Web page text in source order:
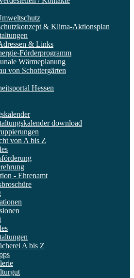
& Klima-Aktionsplan
& Links
Förderprogramm
Wärmeplanung
von Schottergärten
Hessen
download
von A bis Z
- Ehrenamt
A bis Z